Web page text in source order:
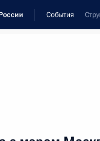
События